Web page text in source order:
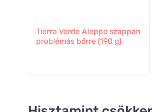
Tierra Verde Aleppo szappan
problémás bőrre (190 g)